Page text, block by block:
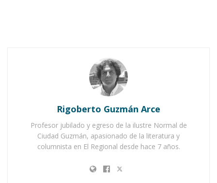
Buena tarde taurina en Ahuacatlán
Una semana recorriendo mis imágenes
interiores que conservo en buen estado, las de
blanco y negro de generaciones pasadas, las
principios del siglo XX es la señorial, nostálgica
Rigoberto Guzmán Arce
Profesor jubilado y egreso de la ilustre Normal de
Ciudad Guzmán, apasionado de la literatura y
columnista en El Regional desde hace 7 años.